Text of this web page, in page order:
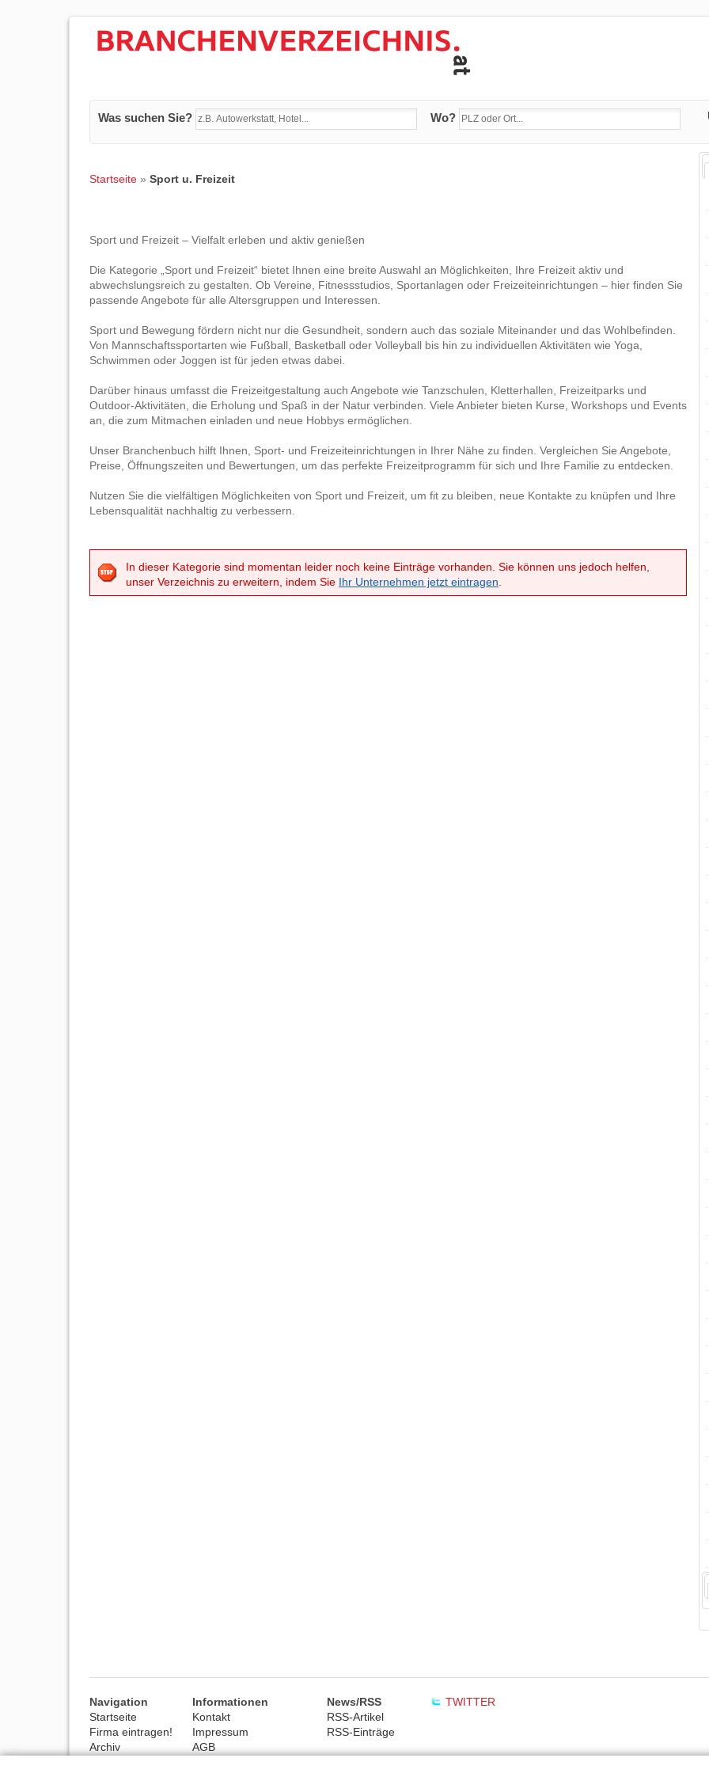
Was suchen Sie? Wo?
Startseite » Sport u. Freizeit
Sport und Freizeit – Vielfalt erleben und aktiv genießen
Die Kategorie „Sport und Freizeit“ bietet Ihnen eine breite Auswahl an Möglichkeiten, Ihre Freizeit aktiv und
abwechslungsreich zu gestalten. Ob Vereine, Fitnessstudios, Sportanlagen oder Freizeiteinrichtungen – hier finden Sie
passende Angebote für alle Altersgruppen und Interessen.
Sport und Bewegung fördern nicht nur die Gesundheit, sondern auch das soziale Miteinander und das Wohlbefinden.
Von Mannschaftssportarten wie Fußball, Basketball oder Volleyball bis hin zu individuellen Aktivitäten wie Yoga,
Schwimmen oder Joggen ist für jeden etwas dabei.
Darüber hinaus umfasst die Freizeitgestaltung auch Angebote wie Tanzschulen, Kletterhallen, Freizeitparks und
Outdoor-Aktivitäten, die Erholung und Spaß in der Natur verbinden. Viele Anbieter bieten Kurse, Workshops und Events
an, die zum Mitmachen einladen und neue Hobbys ermöglichen.
Unser Branchenbuch hilft Ihnen, Sport- und Freizeiteinrichtungen in Ihrer Nähe zu finden. Vergleichen Sie Angebote,
Preise, Öffnungszeiten und Bewertungen, um das perfekte Freizeitprogramm für sich und Ihre Familie zu entdecken.
Nutzen Sie die vielfältigen Möglichkeiten von Sport und Freizeit, um fit zu bleiben, neue Kontakte zu knüpfen und Ihre
Lebensqualität nachhaltig zu verbessern.
In dieser Kategorie sind momentan leider noch keine Einträge vorhanden. Sie können uns jedoch helfen,
unser Verzeichnis zu erweitern, indem Sie Ihr Unternehmen jetzt eintragen
Navigation
Startseite
Firma eintragen!
Archiv
Informationen
Kontakt
Impressum
AGB
News/RSS
RSS-Artikel
RSS-Einträge
TWITTER